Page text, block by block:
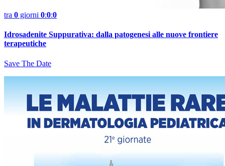
tra 0 giorni 0:0:0
Idrosadenite Suppurativa: dalla patogenesi alle nuove frontiere
terapeutiche
Save The Date